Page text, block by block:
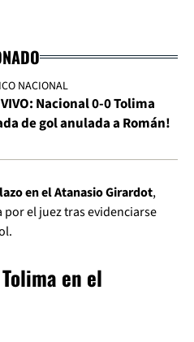
NACIONAL
Nacional 0-0 Tolima
de gol anulada a Román!
en el Atanasio Girardot,
el juez tras evidenciarse
en el